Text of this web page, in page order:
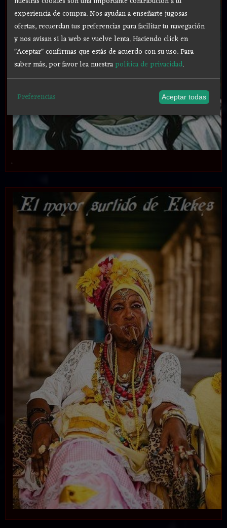
.
experiencia de compra. Nos ayudan a enseñarte jugosas
ofertas, recuerdan tus preferencias para facilitar tu navegación
y nos avisan si la web se vuelve lenta. Haciendo click en
"Aceptar" confirmas que estás de acuerdo con su uso.Para
saber más, por favor lea nuestrapolítica de privacidad.
Preferencias Aceptar todas